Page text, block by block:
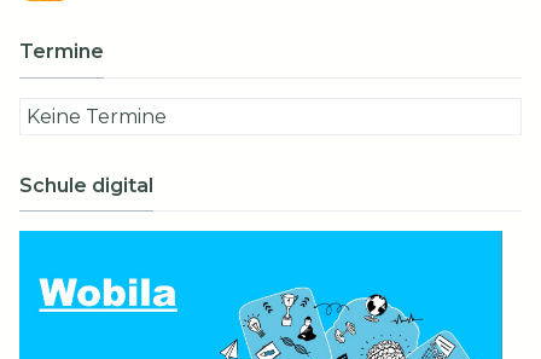
Termine
Keine Termine
Schule digital